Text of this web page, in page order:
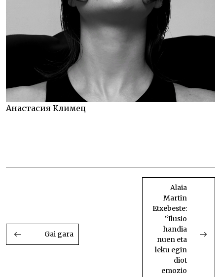
Анастасия Климец
BIDALKETETAN
Gai gara
Alaia
Martin
Etxebeste:
“Ilusio
handia
nuen eta
leku egin
diot
emozio